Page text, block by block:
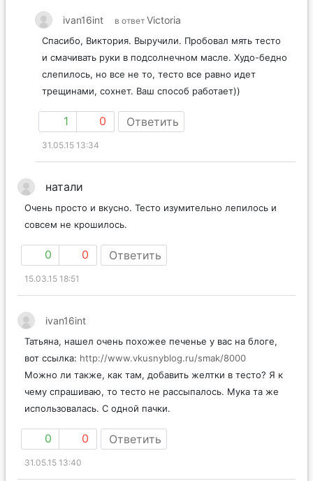
ivan16int в ответ Victoria
Спасибо, Виктория. Выручили. Пробовал мять тесто
и смачивать руки в подсолнечном масле. Худо-бедно
слепилось, но все не то, тесто все равно идет
трещинами, сохнет. Ваш способ работает))
1 0 Ответить
31.05.15 13:34
натали
Очень просто и вкусно. Тесто изумительно лепилось и
совсем не крошилось.
0 0 Ответить
15.03.15 18:51
ivan16int
Татьяна, нашел очень похожее печенье у вас на блоге,
вот ссылка: http://www.vkusnyblog.ru/smak/8000
Можно ли также, как там, добавить желтки в тесто? Я к
чему спрашиваю, то тесто не рассыпалось. Мука та же
использовалась. С одной пачки.
0 0 Ответить
31.05.15 13:40